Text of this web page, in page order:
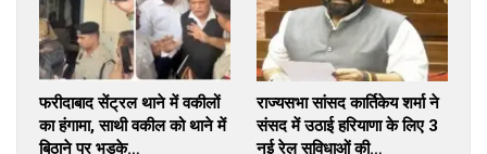
फरीदाबाद सेंट्रल थाने में वकीलों
का हंगामा, साथी वकील को थाने में
बिठाने पर भड़के…
राज्यसभा सांसद कार्तिकेय शर्मा ने
संसद में उठाई हरियाणा के लिए 3
नई रेल सुविधाओं की…